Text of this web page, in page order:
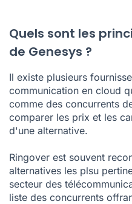
Quels sont les
de Genesys ?
Il existe plusieurs
communication en cloud
comme des concurrents
comparer les prix et les
d'une alternative.
Ringover est souvent
alternatives les plsu
secteur des
liste des concurrents